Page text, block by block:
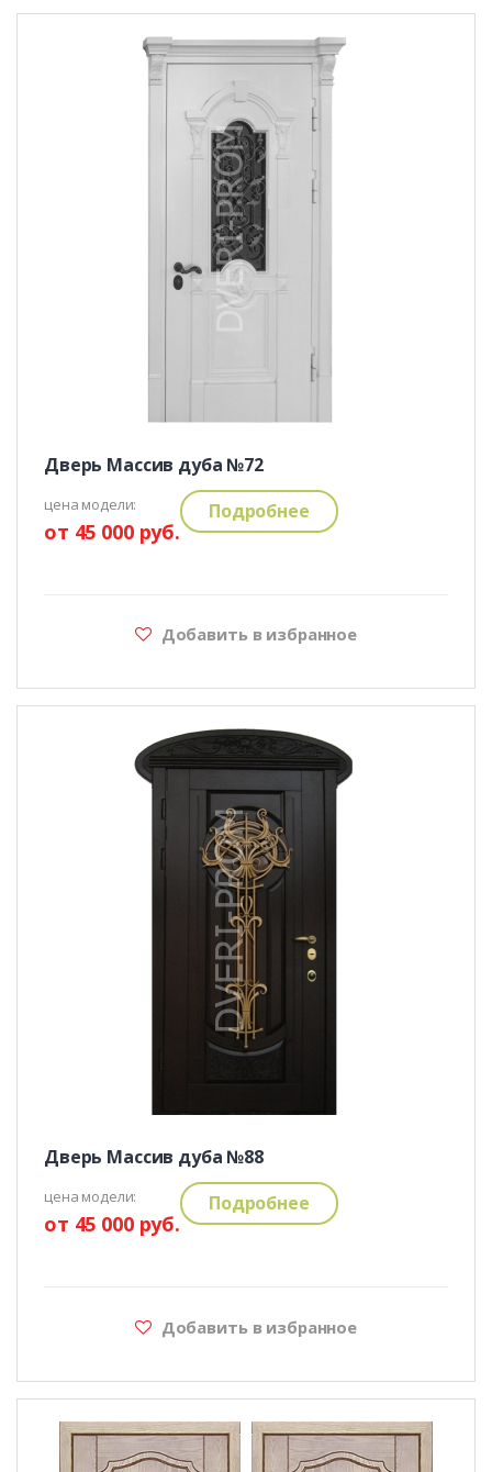
Дверь Массив дуба №72
цена модели:
от 45 000 руб.
Подробнее
Добавить в избранное
Дверь Массив дуба №88
цена модели:
от 45 000 руб.
Подробнее
Добавить в избранное